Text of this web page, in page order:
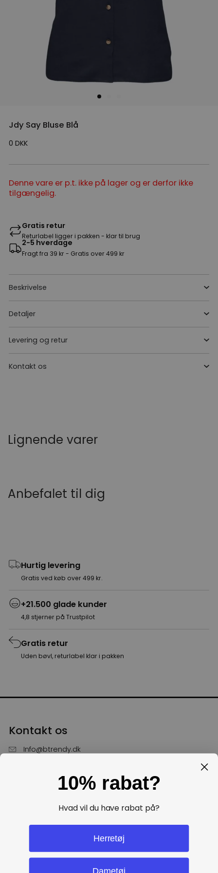
Jdy Say Bluse Blå
0 DKK
Denne vare er p.t. ikke på lager og er derfor ikke
tilgængelig.
Gratis retur
Returlabel ligger i pakken - klar til brug
2-5 hverdage
Fragt fra 39 kr - Gratis over 499 kr
Beskrivelse
Detaljer
Levering og retur
Kontakt os
Lignende varer
Anbefalet til dig
Hurtig levering
Gratis ved køb over 499 kr.
+21.500 glade kunder
4,8 stjerner på Trustpilot
Gratis retur
Uden bøvl, returlabel klar i pakken
Kontakt os
Info@btrendy.dk
Hverdage fra kl. 10 - 16
10% rabat?
Hvad vil du have rabat på?
Herretøj